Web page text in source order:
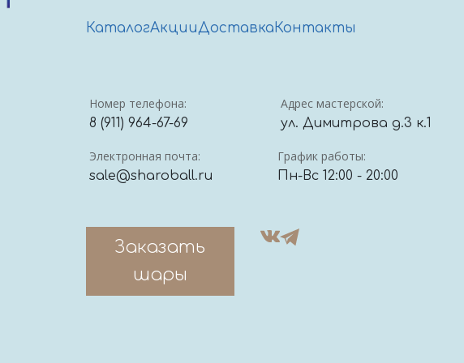
КаталогАкцииДоставка Контакты
Номер телефона:
8 (911) 964-67-69
Адрес мастерской:
ул. Димитрова д.3 к.1
Электронная почта:
sale@sharoball.ru
График работы:
Пн-Вс 12:00 - 20:00
Заказать
шары